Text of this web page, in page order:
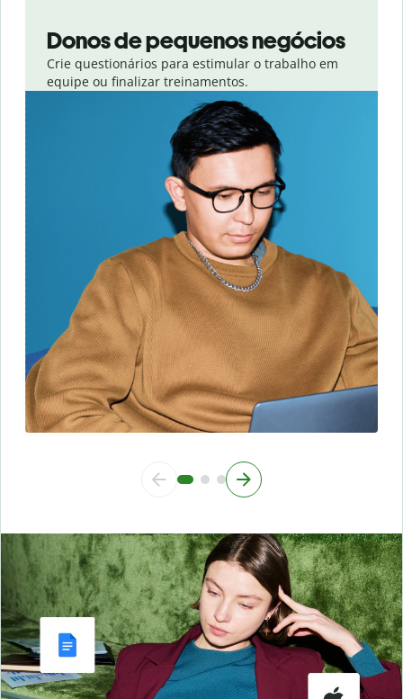
Donos de pequenos negócios
Crie questionários para estimular o trabalho em
equipe ou finalizar treinamentos.